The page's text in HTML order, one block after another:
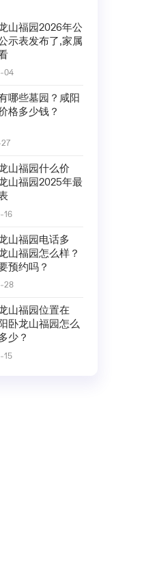
山福园2026年公
示表发布了,家属
04
哪些墓园？咸阳
格多少钱？
山福园什么价
山福园2025年最
16
山福园电话多
山福园怎么样？
预约吗？
28
山福园位置在
卧龙山福园怎么
少？
15